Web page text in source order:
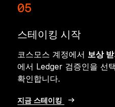
05
스테이킹 시작
코스모스 계정에서 보상
에서 Ledger 검증인을 선
확인합니다.
지금 스테이킹